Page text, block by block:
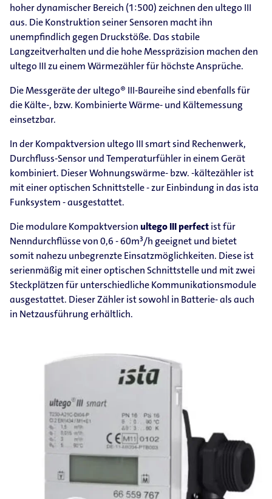
hoher dynamischer Bereich (1:500) zeichnen den ultego III
aus. Die Konstruktion seiner Sensoren macht ihn
unempfindlich gegen Druckstöße. Das stabile
Langzeitverhalten und die hohe Messpräzision machen den
ultego III zu einem Wärmezähler für höchste Ansprüche.
Die Messgeräte der ultego® III-Baureihe sind ebenfalls für
die Kälte-, bzw. Kombinierte Wärme- und Kältemessung
einsetzbar.
In der Kompaktversion ultego III smart sind Rechenwerk,
Durchfluss-Sensor und Temperaturfühler in einem Gerät
kombiniert. Dieser Wohnungswärme- bzw. -kältezähler ist
mit einer optischen Schnittstelle - zur Einbindung in das ista
Funksystem - ausgestattet.
Die modulare Kompaktversion ultego III perfectist für
Nenndurchflüsse von 0,6 - 60m³/h geeignet und bietet
somit nahezu unbegrenzte Einsatzmöglichkeiten. Diese ist
serienmäßig mit einer optischen Schnittstelle und mit zwei
Steckplätzen für unterschiedliche Kommunikationsmodule
ausgestattet. Dieser Zähler ist sowohl in Batterie- als auch
in Netzausführung erhältlich.